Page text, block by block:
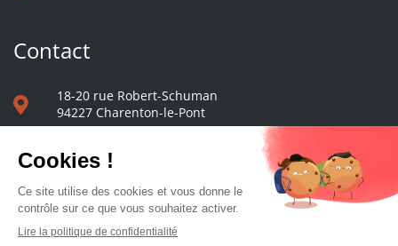
Contact
18-20 rue Robert-Schuman
94227 Charenton-le-Pont